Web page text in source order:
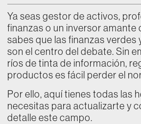
Ya seas gestor de activos,
finanzas o un inversor amante
sabes que las finanzas verdes
son el centro del debate. Sin
ríos de tinta de información,
productos es fácil perder el
Por ello, aquí tienes todas las
necesitas para actualizarte y
detalle este campo.